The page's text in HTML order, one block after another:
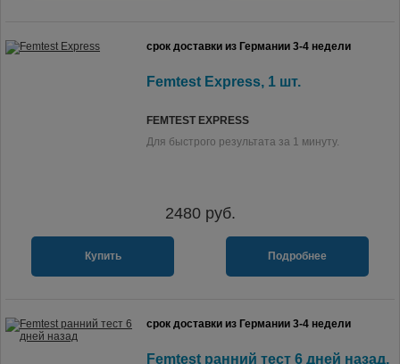
срок доставки из Германии 3-4 недели
Femtest Express, 1 шт.
FEMTEST EXPRESS
Для быстрого результата за 1 минуту.
2480руб.
Купить Подробнее
срок доставки из Германии 3-4 недели
Femtest ранний тест 6 дней назад,